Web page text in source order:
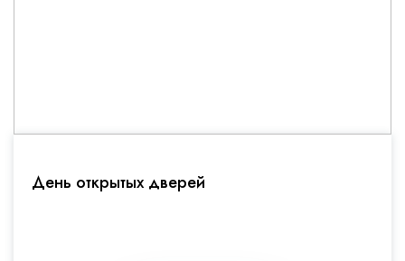
День открытых дверей